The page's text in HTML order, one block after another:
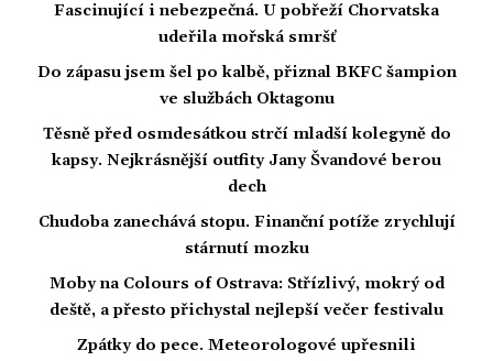
Fascinující i nebezpečná. U pobřeží Chorvatska
udeřila mořská smršť
Do zápasu jsem šel po kalbě, přiznal BKFC šampion
ve službách Oktagonu
Těsně před osmdesátkou strčí mladší kolegyně do
kapsy. Nejkrásnější outfity Jany Švandové berou
dech
Chudoba zanechává stopu. Finanční potíže zrychlují
stárnutí mozku
Moby na Colours of Ostrava: Střízlivý, mokrý od
deště, a přesto přichystal nejlepší večer festivalu
Zpátky do pece. Meteorologové upřesnili